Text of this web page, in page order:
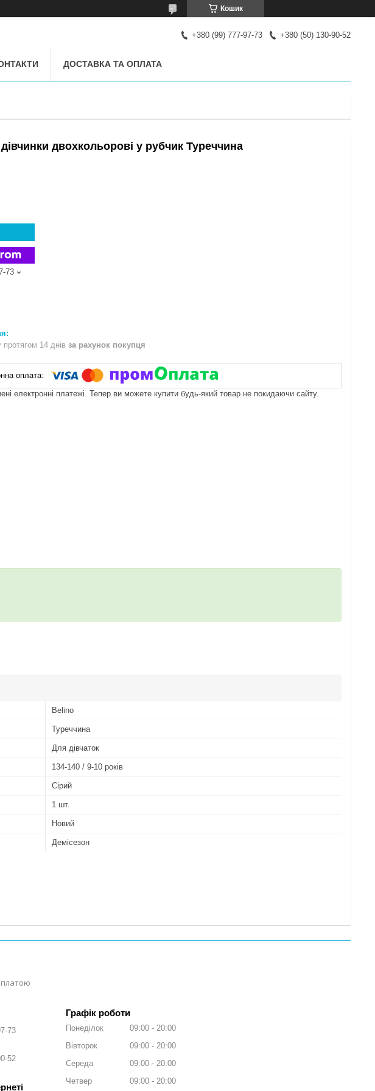
Кошик
+380 (99) 777-97-73 +380 (50) 130-90-52
ДОСТАВКА ТА ОПЛАТА
двохкольорові у рубчик Туреччина
73
14 днів за рахунок покупця
електронні платежі. Тепер ви можете купити будь-який товар не покидаючи сайту.
Belino
Туреччина
Для дівчаток
134-140 / 9-10 років
Сірий
1 шт.
Новий
Демісезон
73
52
Графік роботи
Понеділок 09:00
20:00
Вівторок
09:00
20:00
Середа
09:00
20:00
Четвер
09:00 20:00